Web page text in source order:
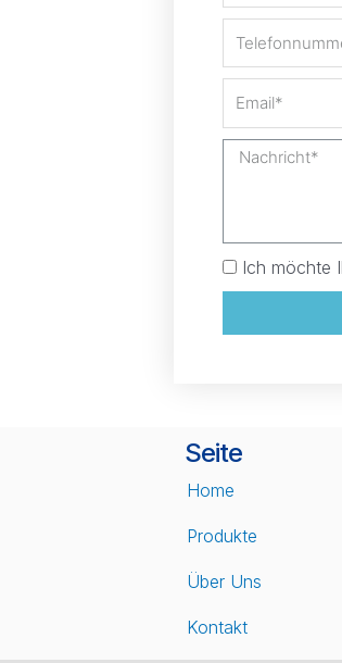
Ich möchte
Seite
Home
Produkte
Über Uns
Kontakt